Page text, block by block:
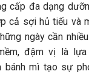
cấp đa dạng
cả sợi hủ tiếu và
ngày cần
đậm vị là lựa
bánh mì tạo sự